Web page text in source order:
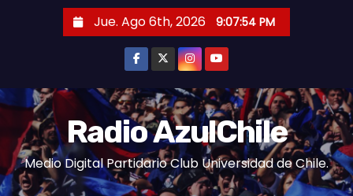
a
l
c
Jue. Ago 6th, 2026 9:07:55 PM
Radio AzulChile
Medio Digital Partidario Club Universidad de Chile.